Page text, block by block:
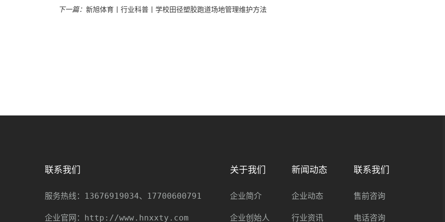
下一篇： 新旭体育丨行业科普丨学校田径塑胶跑道场地管理维护方法
联系我们
服务热线： 13676919034、17700600791
企业官网： http://www.hnxxty.com
关于我们
企业简介
企业创始人
新闻动态
企业动态
行业资讯
联系我们
售前咨询
电话咨询